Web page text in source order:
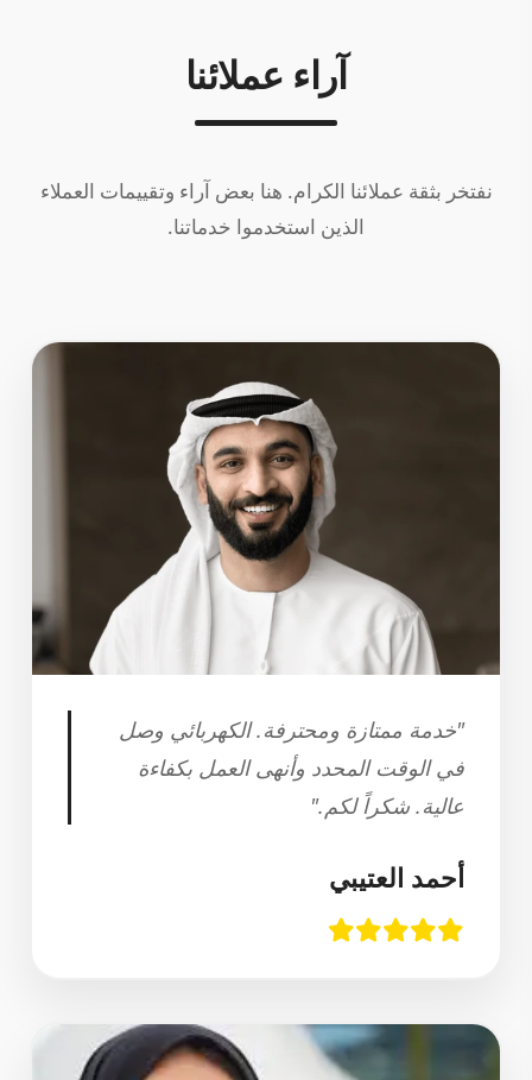
آراء عملائنا
نفتخر بثقة عملائنا الكرام. هنا بعض آراء وتقييمات العملاء
الذين استخدموا خدماتنا.
"خدمة ممتازة ومحترفة. الكهربائي وصل
في الوقت المحدد وأنهى العمل بكفاءة
عالية. شكراً لكم."
أحمد العتيبي